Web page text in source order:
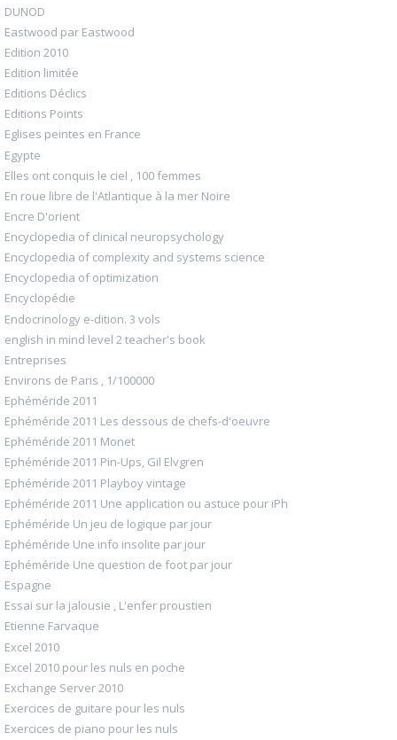
DUNOD
Eastwood par Eastwood
Edition 2010
Edition limitée
Editions Déclics
Editions Points
Eglises peintes en France
Egypte
Elles ont conquis le ciel , 100 femmes
En roue libre de l'Atlantique à la mer Noire
Encre D'orient
Encyclopedia of clinical neuropsychology
Encyclopedia of complexity and systems science
Encyclopedia of optimization
Encyclopédie
Endocrinology e-dition. 3 vols
english in mind level 2 teacher's book
Entreprises
Environs de Paris , 1/100000
Ephéméride 2011
Ephéméride 2011 Les dessous de chefs-d'oeuvre
Ephéméride 2011 Monet
Ephéméride 2011 Pin-Ups, Gil Elvgren
Ephéméride 2011 Playboy vintage
Ephéméride 2011 Une application ou astuce pour iPh
Ephéméride Un jeu de logique par jour
Ephéméride Une info insolite par jour
Ephéméride Une question de foot par jour
Espagne
Essai sur la jalousie , L'enfer proustien
Etienne Farvaque
Excel 2010
Excel 2010 pour les nuls en poche
Exchange Server 2010
Exercices de guitare pour les nuls
Exercices de piano pour les nuls